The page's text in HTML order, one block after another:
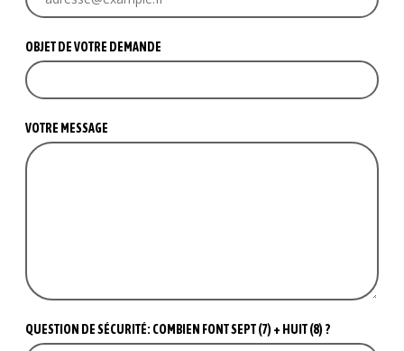
OBJET DE VOTRE DEMANDE
VOTRE MESSAGE
QUESTION DE SÉCURITÉ: COMBIEN FONT SEPT (7) + HUIT (8) ?